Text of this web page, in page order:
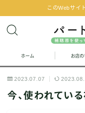
このWebサイ
MENU
お問い合わせ
お店の特徴
ホーム お店
2023.07.07
今、使われてい